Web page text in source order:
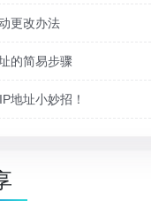
更改办法
的简易步骤
地址小妙招！